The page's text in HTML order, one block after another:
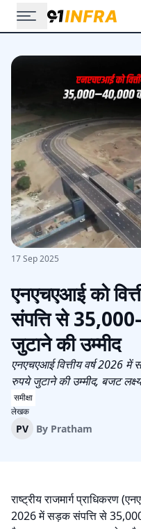
17 Sep 2025
एनएचएआई को
संपत्ति से
जुटाने की उम्मीद
एनएचएआई वित्तीय वर्ष 2026
रुपये जुटाने की उम्मीद, बजट
समीक्षा
लेखक
PV By Pratham
राष्ट्रीय राजमार्ग प्राधिकरण
2026 में सड़क संपत्ति से